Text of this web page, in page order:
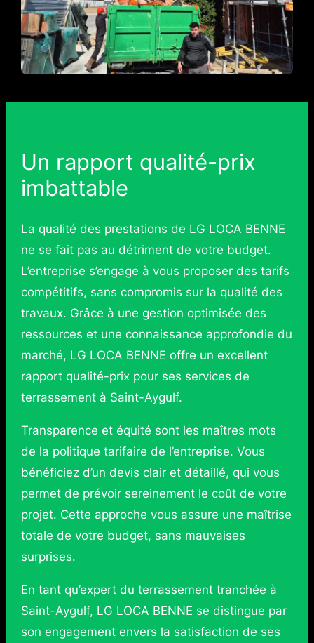
Un rapport qualité-prix
imbattable
La qualité des prestations de LG LOCA BENNE
ne se fait pas au détriment de votre budget.
L’entreprise s’engage à vous proposer des tarifs
compétitifs, sans compromis sur la qualité des
travaux. Grâce à une gestion optimisée des
ressources et une connaissance approfondie du
marché, LG LOCA BENNE offre un excellent
rapport qualité-prix pour ses services de
terrassement à Saint-Aygulf.
Transparence et équité sont les maîtres mots
de la politique tarifaire de l’entreprise. Vous
bénéficiez d’un devis clair et détaillé, qui vous
permet de prévoir sereinement le coût de votre
projet. Cette approche vous assure une maîtrise
totale de votre budget, sans mauvaises
surprises.
En tant qu’expert du terrassement tranchée à
Saint-Aygulf, LG LOCA BENNE se distingue par
son engagement envers la satisfaction de ses